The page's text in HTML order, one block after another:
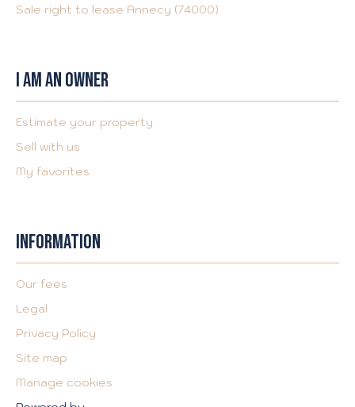
Sale right to lease Annecy (74000)
I AM AN OWNER
Estimate your property
Sell with us
My favorites
INFORMATION
Our fees
Legal
Privacy Policy
Site map
Manage cookies